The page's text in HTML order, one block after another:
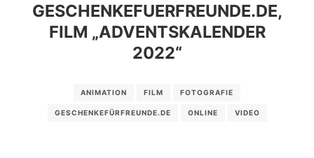
GESCHENKEFUERFREUNDE.DE,
FILM „ADVENTSKALENDER
2022“
ANIMATION FILM FOTOGRAFIE
GESCHENKEFÜRFREUNDE.DE ONLINE VIDEO